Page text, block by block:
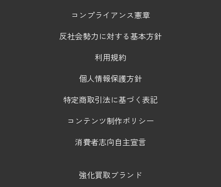
コンプライアンス憲章
反社会勢力に対する基本方針
利用規約
個人情報保護方針
特定商取引法に基づく表記
コンテンツ制作ポリシー
消費者志向自主宣言
強化買取ブランド